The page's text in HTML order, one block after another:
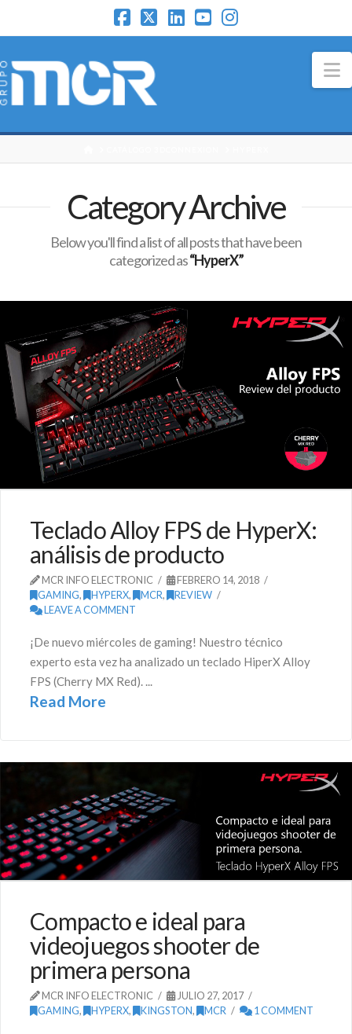
Category Archive
Below you'll find a list of all posts that have been
categorized as“HyperX”
Teclado Alloy FPS de HyperX:
análisis de producto
MCR INFO ELECTRONIC
FEBRERO 14, 2018
GAMING, HYPERX, MCR,
REVIEW
LEAVE A COMMENT
¡De nuevo miércoles de gaming! Nuestro técnico
experto esta vez ha analizado un teclado HiperX Alloy
FPS (Cherry MX Red). ...
Read More
Compacto e ideal para
videojuegos shooter de
primera persona
MCR INFO ELECTRONIC
JULIO 27, 2017
GAMING, HYPERX, KINGSTON, MCR 1 COMMENT